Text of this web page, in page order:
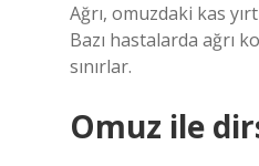
Ağrı, omuzdaki kas
Bazı hastalarda ağrı
sınırlar.
Omuz ile